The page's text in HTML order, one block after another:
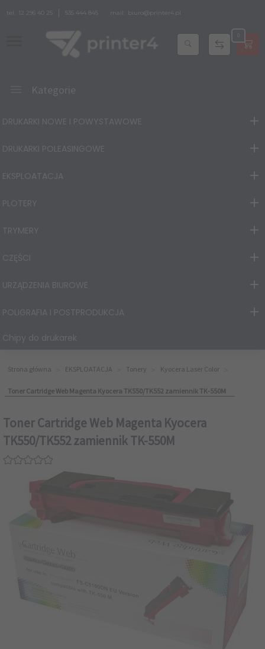
tel. 12 296 40 25 535 444 845 mail: biuro@printer4.pl
Kategorie
DRUKARKI NOWE I POWYSTAWOWE
DRUKARKI POLEASINGOWE
EKSPLOATACJA
PLOTERY
TRYMERY
CZĘŚCI
URZĄDZENIA BIUROWE
POLIGRAFIA I POSTPRODUKCJA
Chipy do drukarek
Strona główna EKSPLOATACJA Tonery Kyocera Laser Color
Toner Cartridge Web Magenta Kyocera TK550/TK552 zamiennik TK-550M
Toner Cartridge Web Magenta Kyocera
TK550/TK552 zamiennik TK-550M